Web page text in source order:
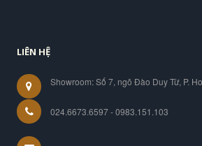
LIÊN HỆ
Showroom: Số 7, ngõ Đào Duy Từ, P.
024.6673.6597 - 0983.151.103